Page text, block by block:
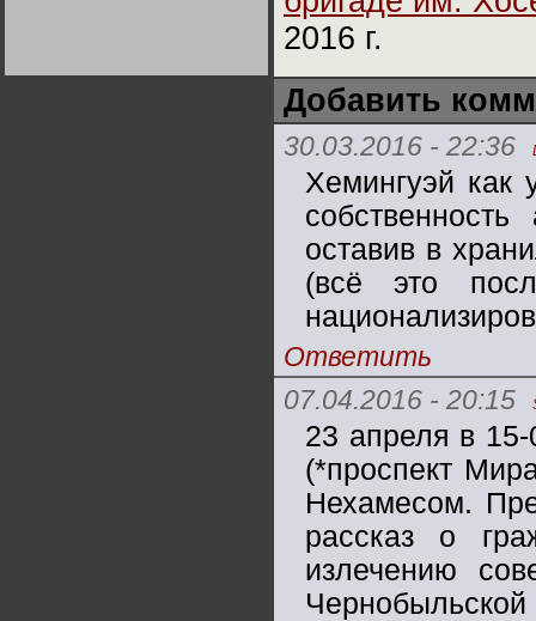
2016 г.
Добавить
30.03.2016 - 22:36
Хемингуэй как
оставив в
(всё это
Ответить
07.04.2016 - 20:15
23 апреля в
(*проспект
Нехамесом.
рассказ о
излечению